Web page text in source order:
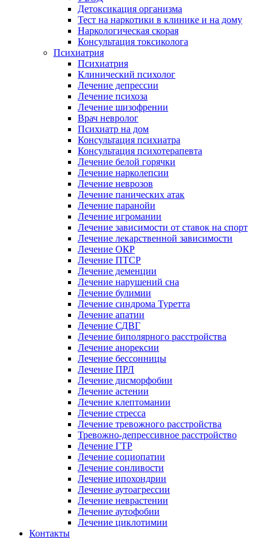
Детоксикация организма
Тест на наркотики в клинике и на дому
Наркологическая скорая
Консультация токсиколога
Психиатрия
Психиатрия
Клинический психолог
Лечение депрессии
Лечение психоза
Лечение шизофрении
Врач невролог
Психиатр на дом
Консультация психиатра
Консультация психотерапевта
Лечение белой горячки
Лечение нарколепсии
Лечение неврозов
Лечение панических атак
Лечение паранойи
Лечение игромании
Лечение зависимости от ставок на спорт
Лечение лекарственной зависимости
Лечение ОКР
Лечение ПТСР
Лечение деменции
Лечение нарушений сна
Лечение булимии
Лечение синдрома Туретта
Лечение апатии
Лечение СДВГ
Лечение биполярного расстройства
Лечение анорексии
Лечение бессонницы
Лечение ПРЛ
Лечение дисморфобии
Лечение астении
Лечение клептомании
Лечение стресса
Лечение тревожного расстройства
Тревожно-депрессивное расстройство
Лечение ГТР
Лечение социопатии
Лечение сонливости
Лечение ипохондрии
Лечение аутоагрессии
Лечение неврастении
Лечение аутофобии
Лечение циклотимии
Контакты